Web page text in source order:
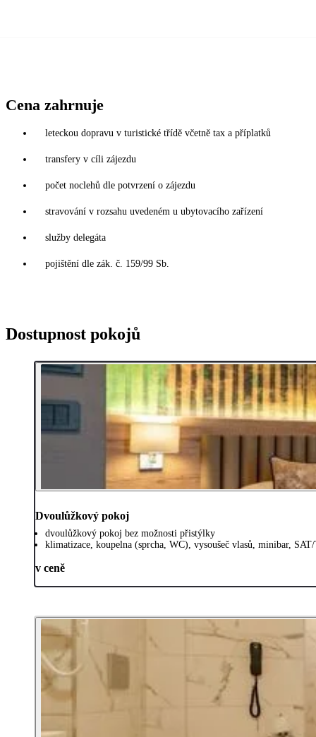
Cena zahrnuje
leteckou dopravu v turistické třídě včetně tax a příplatků
transfery v cíli zájezdu
počet noclehů dle potvrzení o zájezdu
stravování v rozsahu uvedeném u ubytovacího zařízení
služby delegáta
pojištění dle zák. č. 159/99 Sb.
Dostupnost pokojů
Dvoulůžkový pokoj
dvoulůžkový pokoj bez možnosti přistýlky
klimatizace, koupelna (sprcha, WC), vysoušeč vlasů, minibar,
v ceně